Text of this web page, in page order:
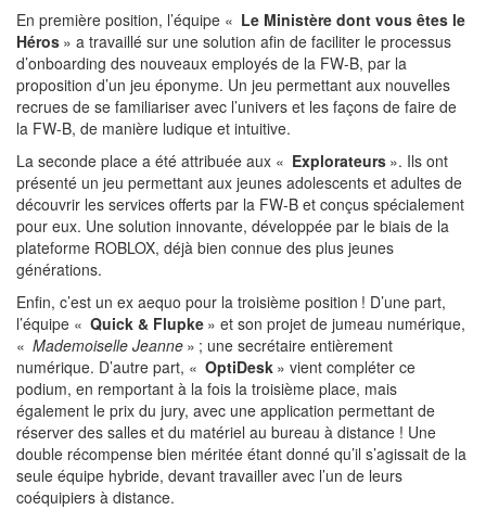
En première position, l’équipe « Le Ministère dont vous êtes le
Héros » a travaillé sur une solution afin de faciliter le processus
d’onboarding des nouveaux employés de la FW-B, par la
proposition d’un jeu éponyme. Un jeu permettant aux nouvelles
recrues de se familiariser avec l’univers et les façons de faire de
la FW-B, de manière ludique et intuitive.
La seconde place a été attribuée aux « Explorateurs ». Ils ont
présenté un jeu permettant aux jeunes adolescents et adultes de
découvrir les services offerts par la FW-B et conçus spécialement
pour eux. Une solution innovante, développée par le biais de la
plateforme ROBLOX, déjà bien connue des plus jeunes
générations.
Enfin, c’est un ex aequo pour la troisième position ! D’une part,
l’équipe « Quick & Flupke » et son projet de jumeau numérique,
« Mademoiselle Jeanne » ; une secrétaire entièrement
numérique. D’autre part, « OptiDesk » vient compléter ce
podium, en remportant à la fois la troisième place, mais
également le prix du jury, avec une application permettant de
réserver des salles et du matériel au bureau à distance ! Une
double récompense bien méritée étant donné qu’il s’agissait de la
seule équipe hybride, devant travailler avec l’un de leurs
coéquipiers à distance.